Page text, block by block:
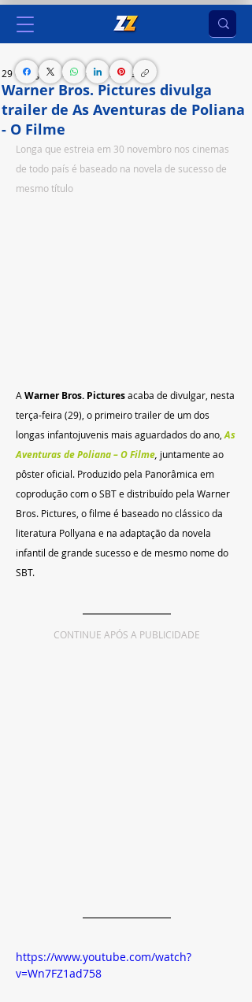
Warner Bros. Pictures divulga
trailer de As Aventuras de Poliana
- O Filme
29 de ago. de 2023 2 min de leitura
Longa que estreia em 30 novembro nos cinemas
de todo país é baseado na novela de sucesso de
mesmo título
A Warner Bros. Pictures acaba de divulgar, nesta
terça-feira (29), o primeiro trailer de um dos
longas infantojuvenis mais aguardados do ano, As
Aventuras de Poliana – O Filme juntamente ao
pôster oficial. Produzido pela Panorâmica em
coprodução com o SBT e distribuído pela Warner
Bros. Pictures, o filme é baseado no clássico da
literatura Pollyana e na adaptação da novela
infantil de grande sucesso e de mesmo nome do
SBT.
CONTINUE APÓS A PUBLICIDADE
https://www.youtube.com/watch?
v=Wn7FZ1ad758